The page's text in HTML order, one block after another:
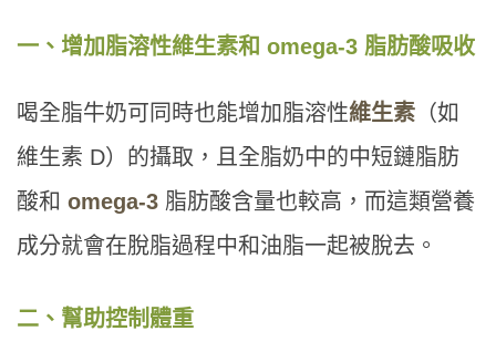
一、增加脂溶性維生素和 omega-3 脂肪酸吸收
喝全脂牛奶可同時也能增加脂溶性維生素 （如
維生素 D）的攝取，且全脂奶中的中短鏈脂肪
酸和 omega-3 脂肪酸含量也較高，而這類營養
成分就會在脫脂過程中和油脂一起被脫去。
二、幫助控制體重